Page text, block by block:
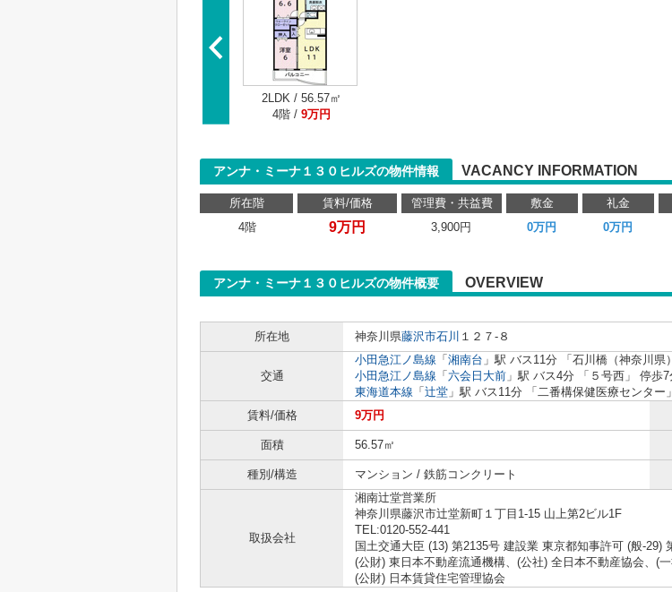
2LDK / 56.57㎡
4階 / 9万円
アンナ・ミーナ１３０ヒルズの物件情報 VACANCY INFORMATION
所在階 賃料/価格 管理費・共益費 敷金 礼金
4階
9万円 3,900円 0万円 0万円
アンナ・ミーナ１３０ヒルズの物件概要 OVERVIEW
所在地
神奈川県藤沢市石川 １２７-８
交通
小田急江ノ島線 「 湘南台 」駅 バス11分 「石川橋（神奈川県
小田急江ノ島線 「 六会日大前 」駅 バス4分 「５号西」 停歩7
東海道本線 「 辻堂 」駅 バス11分 「二番構保健医療センター
賃料/価格
9万円
面積 56.57㎡
種別/構造 マンション / 鉄筋コンクリート
取扱会社
湘南辻堂営業所
神奈川県藤沢市辻堂新町１丁目1-15 山上第2ビル1F
TEL:0120-552-441
国土交通大臣 (13) 第2135号 建設業 東京都知事許可 (般-
(公財) 東日本不動産流通機構、(公社) 全日本不動産協会、(
(公財) 日本賃貸住宅管理協会